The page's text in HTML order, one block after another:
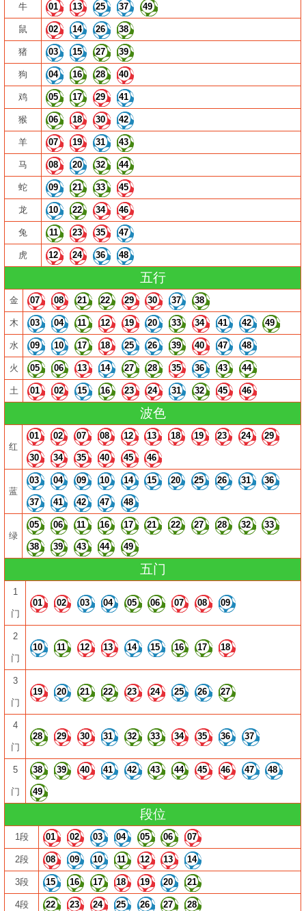
牛 01 13 25 37 49
鼠 02 14 26 38
猪 03 15 27 39
狗 04 16 28 40
鸡 05 17 29 41
猴 06 18 30 42
羊 07 19 31 43
马 08 20 32 44
蛇 09 21 33 45
龙 10 22 34 46
兔 11 23 35 47
虎 12 24 36 48
五行
金 07 08 21 22 29 30 37 38
木 03 04 11 12 19 20 33 34 41 42 49
水 09 10 17 18 25 26 39 40 47 48
火 05 06 13 14 27 28 35 36 43 44
土 01 02 15 16 23 24 31 32 45 46
波色
红
01 02 07 08 12 13 18 19 23 24 29
30 34 35 40 45 46
蓝
03 04 09 10 14 15 20 25 26 31 36
37 41 42 47 48
绿
05 06 11 16 17 21 22 27 28 32 33
38 39 43 44 49
五门
1
门
01 02 03 04 05 06 07 08 09
2
门
10 11 12 13 14 15 16 17 18
3
门
19 20 21 22 23 24 25 26 27
4
门
28 29 30 31 32 33 34 35 36 37
5
门
38 39 40 41 42 43 44 45 46 47 48
49
段位
1段 01 02 03 04 05 06 07
2段 08 09 10 11 12 13 14
3段 15 16 17 18 19 20 21
4段 22 23 24 25 26 27 28